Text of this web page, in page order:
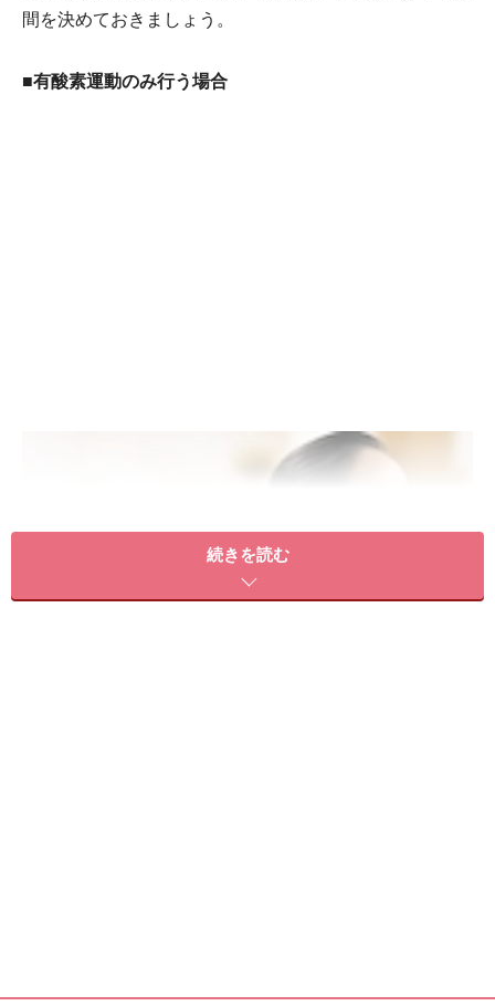
間を決めておきましょう。
■有酸素運動のみ行う場合
続きを読む